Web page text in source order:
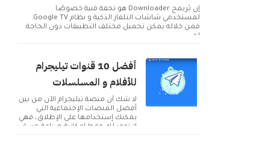
إن بُريمج Downloader هو تحفة فنية خصوصًا
لمستخدمي شاشات التلفاز الذكية و نظام Google TV.
فمن خلاله يمكن تحميل مختلف التطبيقات دون الحاجة
لم...
أفضل 10 قنوات تيليجرام
للأفلام و المسلسلات
لا شك أن منصة تيليجرام الآن من بين
أفضل المنصات الإجتماعية التي
يمكنك إستخدامها على الإطلاق، فهي
لا توفر لك فقط إمكانية صناعة حساب